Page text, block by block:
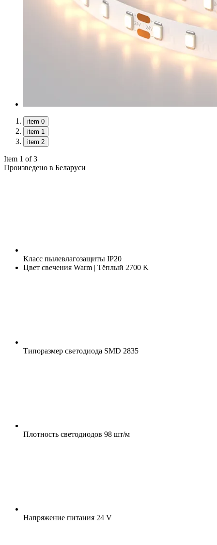
item 0
item 1
item 2
Item 1 of 3
Произведено в Беларуси
Класс пылевлагозащиты IP20
Цвет свечения Warm | Тёплый 2700 K
Типоразмер светодиода SMD 2835
Плотность светодиодов 98 шт/м
Напряжение питания 24 V